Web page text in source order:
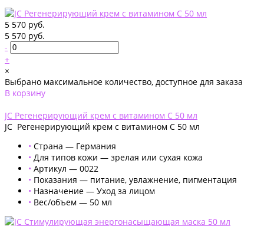
5 570 руб.
5 570 руб.
-
+
×
Выбрано максимальное количество, доступное для заказа
В корзину
JC Регенерирующий крем с витамином С 50 мл
JC Регенерирующий крем с витамином С 50 мл
• Страна — Германия
• Для типов кожи — зрелая или сухая кожа
• Артикул — 0022
• Показания — питание, увлажнение, пигментация
• Назначение — Уход за лицом
• Вес/объем — 50 мл